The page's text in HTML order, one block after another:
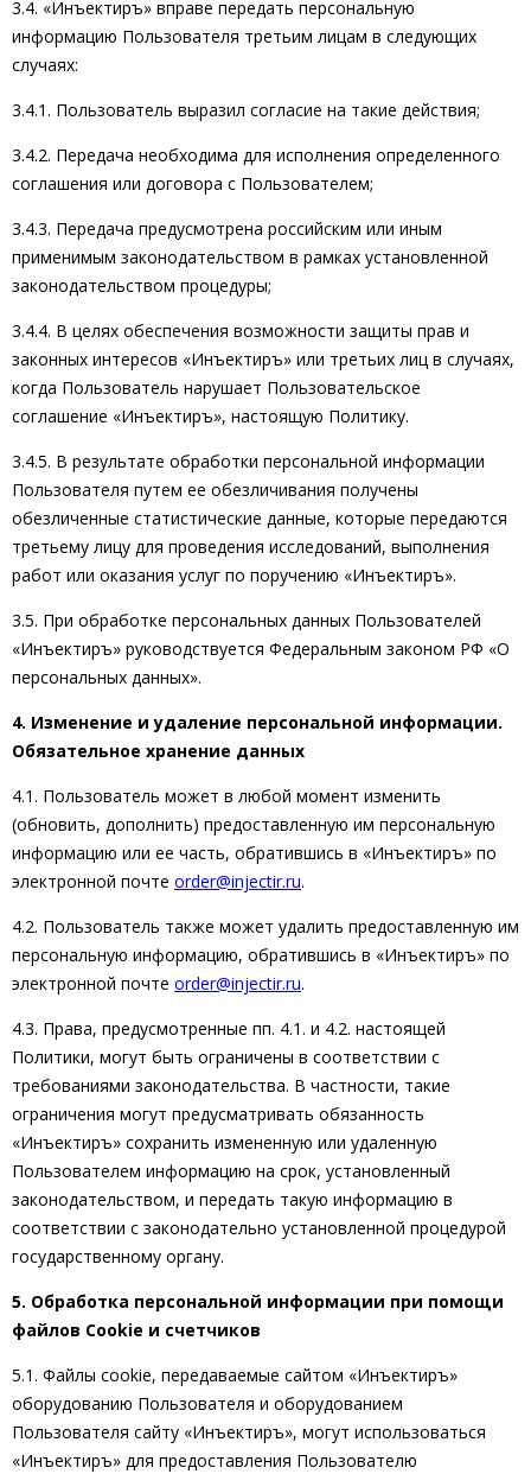
3.4. «Инъектиръ» вправе передать персональную
информацию Пользователя третьим лицам в следующих
случаях:
3.4.1. Пользователь выразил согласие на такие действия;
3.4.2. Передача необходима для исполнения определенного
соглашения или договора с Пользователем;
3.4.3. Передача предусмотрена российским или иным
применимым законодательством в рамках установленной
законодательством процедуры;
3.4.4. В целях обеспечения возможности защиты прав и
законных интересов «Инъектиръ» или третьих лиц в случаях,
когда Пользователь нарушает Пользовательское
соглашение «Инъектиръ», настоящую Политику.
3.4.5. В результате обработки персональной информации
Пользователя путем ее обезличивания получены
обезличенные статистические данные, которые передаются
третьему лицу для проведения исследований, выполнения
работ или оказания услуг по поручению «Инъектиръ».
3.5. При обработке персональных данных Пользователей
«Инъектиръ» руководствуется Федеральным законом РФ «О
персональных данных».
4. Изменение и удаление персональной информации.
Обязательное хранение данных
4.1. Пользователь может в любой момент изменить
(обновить, дополнить) предоставленную им персональную
информацию или ее часть, обратившись в «Инъектиръ» по
электронной почте order@injectir.ru.
4.2. Пользователь также может удалить предоставленную им
персональную информацию, обратившись в «Инъектиръ» по
электронной почте order@injectir.ru.
4.3. Права, предусмотренные пп. 4.1. и 4.2. настоящей
Политики, могут быть ограничены в соответствии с
требованиями законодательства. В частности, такие
ограничения могут предусматривать обязанность
«Инъектиръ» сохранить измененную или удаленную
Пользователем информацию на срок, установленный
законодательством, и передать такую информацию в
соответствии с законодательно установленной процедурой
государственному органу.
5. Обработка персональной информации при помощи
файлов Cookie и счетчиков
5.1. Файлы cookie, передаваемые сайтом «Инъектиръ»
оборудованию Пользователя и оборудованием
Пользователя сайту «Инъектиръ», могут использоваться
«Инъектиръ» для предоставления Пользователю